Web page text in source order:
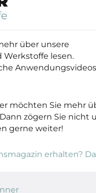
über unsere
lesen.
Anwendungsvideos
möchten Sie mehr
zögern Sie nicht
gerne weiter!
erhalten?